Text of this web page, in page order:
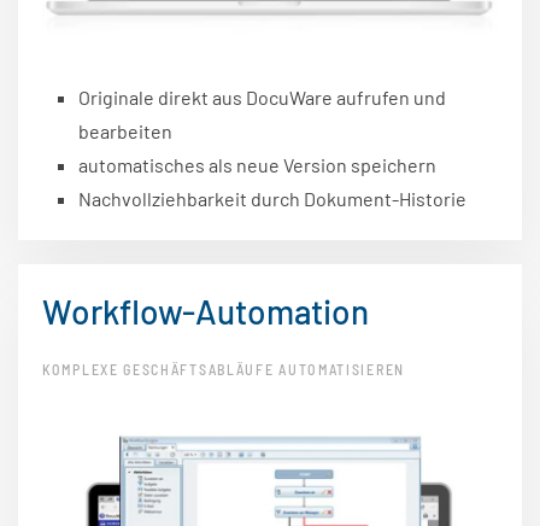
Originale direkt aus DocuWare aufrufen und
bearbeiten
automatisches als neue Version speichern
Nachvollziehbarkeit durch Dokument-Historie
Workflow-Automation
KOMPLEXE GESCHÄFTSABLÄUFE AUTOMATISIEREN